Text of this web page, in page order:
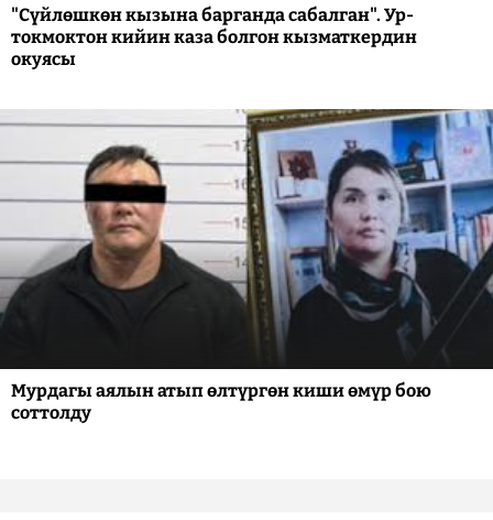
"Сүйлөшкөн кызына барганда сабалган". Ур-
токмоктон кийин каза болгон кызматкердин
окуясы
Мурдагы аялын атып өлтүргөн киши өмүр бою
соттолду